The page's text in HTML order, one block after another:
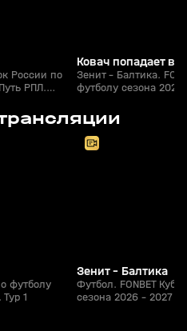
России по
РПЛ.
Ковач попадает в
Зенит - Балтика.
футболу сезона 2026
футболу
1
Зенит - Балтика
Футбол. FONBET
сезона 2026 - 2027